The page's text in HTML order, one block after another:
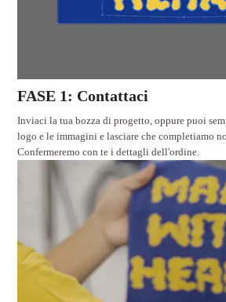
FASE 1: Contattaci
Inviaci la tua bozza di progetto, oppure puoi
logo e le immagini e lasciare che completiamo
Confermeremo con te i dettagli dell'ordine.